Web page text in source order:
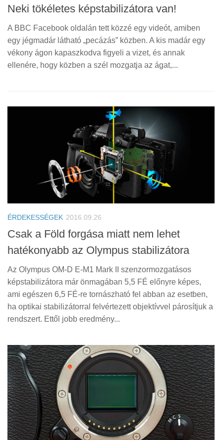
Neki tökéletes képstabilizátora van!
A BBC Facebook oldalán tett közzé egy videót, amiben
egy jégmadár látható „pecázás” közben. A kis madár egy
vékony ágon kapaszkodva figyeli a vizet, és annak
ellenére, hogy közben a szél mozgatja az ágat,...
ÉRDEKESSÉGEK 2016.09.26
Csak a Föld forgása miatt nem lehet
hatékonyabb az Olympus stabilizátora
Az Olympus OM-D E-M1 Mark II szenzormozgatásos
képstabilizátora már önmagában 5,5 FÉ előnyre képes,
ami egészen 6,5 FÉ-re tornászható fel abban az esetben,
ha optikai stabilizátorral felvértezett objektívvel párosítjuk a
rendszert. Ettől jobb eredmény...